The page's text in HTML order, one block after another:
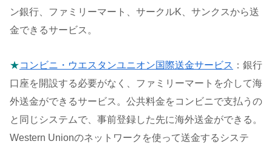
ン銀行、ファミリーマート、サークルK、サンクスから送
金できるサービス。
★コンビニ・ウエスタンユニオン国際送金サービス ：銀行
口座を開設する必要がなく、ファミリーマートを介して海
外送金ができるサービス。公共料金をコンビニで支払うの
と同じシステムで、事前登録した先に海外送金ができる。
Western Unionのネットワークを使って送金するシステ